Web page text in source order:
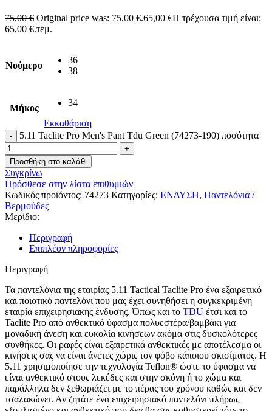
75,00€ Original price was: 75,00 €.65,00 €Η τρέχουσα τιμή είναι:
65,00 €.τεμ.
Νούμερο
36
38
Μήκος
34
Εκκαθάριση
5.11 Taclite Pro Men's Pant Tdu Green (74273-190) ποσότητα
Προσθήκη στο καλάθι
Συγκρίνω
Πρόσθεσε στην λίστα επιθυμιών
Κωδικός προϊόντος: 74273 Κατηγορίες: ΕΝΔΥΣΗ, Παντελόνια /
Βερμούδες
Μερίδιο:
Περιγραφή
Επιπλέον πληροφορίες
Περιγραφή
Τα παντελόνια της εταιρίας 5.11 Tactical Taclite Pro ένα εξαιρετικό
και ποιοτικό παντελόνι που μας έχει συνηθήσει η συγκεκριμένη
εταιρία επιχειρησιακής ένδυσης. Όπως και το TDU έτσι και το
Taclite Pro από ανθεκτικό ύφασμα πολυεστέρα/βαμβάκι για
μοναδική άνεση και ευκολία κινήσεων ακόμα στις δυσκολότερες
συνθήκες. Οι ραφές είναι εξαιρετικά ανθεκτικές με αποτέλεσμα οι
κινήσεις σας να είναι άνετες χώρις τον φόβο κάποιου σκισίματος. Η
5.11 χρησιμοποίησε την τεχνολογία Teflon® ώστε το ύφασμα να
είναι ανθεκτικό στους λεκέδες και στην σκόνη ή το χώμα και
παράλληλα δεν ξεθωριάζει με το πέρας του χρόνου καθώς και δεν
τσαλακώνει. Αν ζητάτε ένα επιχειρησιακό παντελόνι πλήρως